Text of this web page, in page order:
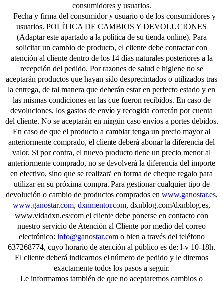
consumidores y usuarios.
– Fecha y firma del consumidor y usuario o de los consumidores y
usuarios. POLÍTICA DE CAMBIOS Y DEVOLUCIONES
(Adaptar este apartado a la política de su tienda online). Para
solicitar un cambio de producto, el cliente debe contactar con
atención al cliente dentro de los 14 días naturales posteriores a la
recepción del pedido. Por razones de salud e higiene no se
aceptarán productos que hayan sido desprecintados o utilizados tras
la entrega, de tal manera que deberán estar en perfecto estado y en
las mismas condiciones en las que fueron recibidos. En caso de
devoluciones, los gastos de envío y recogida correrán por cuenta
del cliente. No se aceptarán en ningún caso envíos a portes debidos.
En caso de que el producto a cambiar tenga un precio mayor al
anteriormente comprado, el cliente deberá abonar la diferencia del
valor. Si por contra, el nuevo producto tiene un precio menor al
anteriormente comprado, no se devolverá la diferencia del importe
en efectivo, sino que se realizará en forma de cheque regalo para
utilizar en su próxima compra. Para gestionar cualquier tipo de
devolución o cambio de productos comprados en www.ganostar.es,
www.ganostar.com, dxnmentor.com, dxnblog.com/dxnblog.es,
www.vidadxn.es/com el cliente debe ponerse en contacto con
nuestro servicio de Atención al Cliente por medio del correo
electrónico: info@ganostar.como bien a través del teléfono
637268774, cuyo horario de atención al público es de: l-v 10-18h.
El cliente deberá indicarnos el número de pedido y le diremos
exactamente todos los pasos a seguir.
Le informamos también de que no aceptaremos cambios o